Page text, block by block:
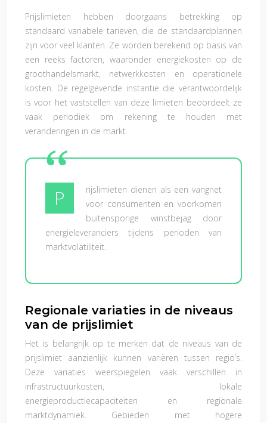
Prijslimieten hebben doorgaans betrekking op
standaard variabele tarieven, die de standaardplannen
zijn voor veel klanten. Ze worden berekend op basis van
een reeks factoren, waaronder energiekosten op de
groothandelsmarkt, netwerkkosten en operationele
kosten. De regelgevende instantie die verantwoordelijk
is voor het vaststellen van deze limieten beoordeelt ze
vaak periodiek om rekening te houden met
veranderingen in de markt.
P
rijslimieten dienen als een vangnet
voor consumenten en voorkomen
buitensporige winstbejag door
energieleveranciers tijdens perioden van
marktvolatiliteit.
Regionale variaties in de niveaus
van de prijslimiet
Het is belangrijk op te merken dat de niveaus van de
prijslimiet aanzienlijk kunnen variëren tussen regio’s.
Deze variaties weerspiegelen vaak verschillen in
infrastructuurkosten, lokale
energieproductiecapaciteiten en regionale
marktdynamiek. Gebieden met hogere